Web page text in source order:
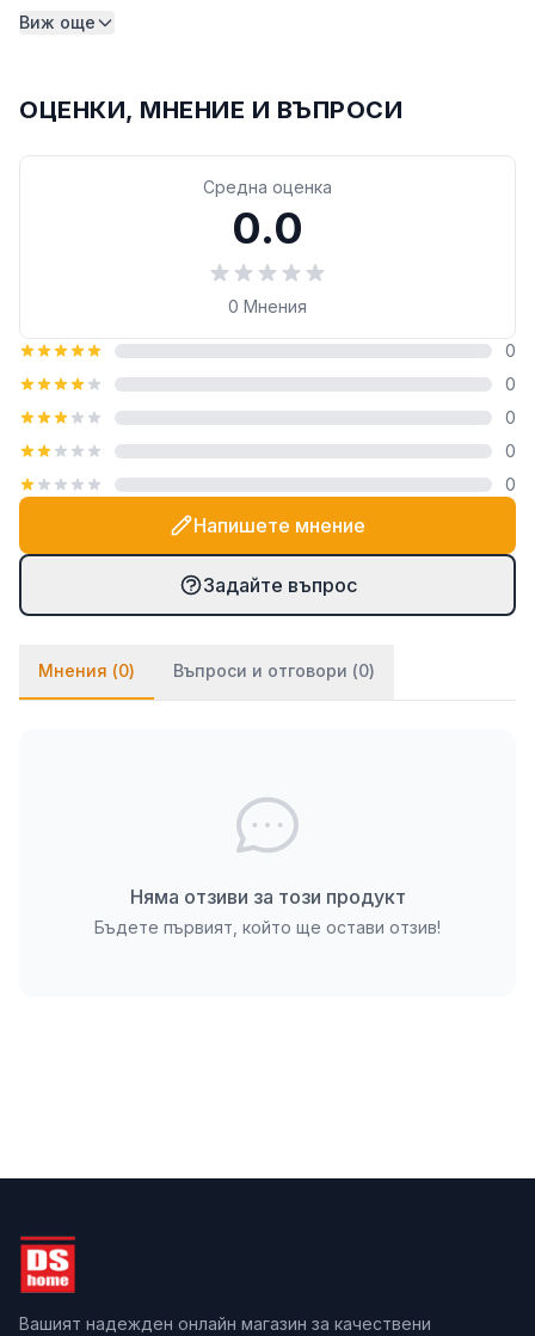
меко, леко и приятно на допир. Материалът
хладни вечери пред телевизора, за спалнята или
като допълнително завиване.
Технически характеристики
Размери: 200x230 см
Състав: 100% полиестер
Плътност: 200 гр/м²
Дизайн: зимен коледен мотив със снежни
къщички и шейни с елени
Предимства и приложение
Снежна Коледа
но и чудесен декоративен акцент за зимния
е подходящо за:
Подарък за близки и приятели по време на
Използване във вили, къщи за гости и хотели
пране.
Създайте празничен уют у дома
Содеяло Снежна Коледа
Виж още
ОЦЕНКИ, МНЕНИЕ И ВЪПРОСИ
Средна оценка
0.0
0 Мнения
0
0
0
0
0
Напишете мнение
Задайте въпрос
Мнения (0) Въпроси и отговори (0)
Няма отзиви за този продукт
Бъдете първият, който ще остави отзив!
Вашият надежден онлайн магазин за качествени